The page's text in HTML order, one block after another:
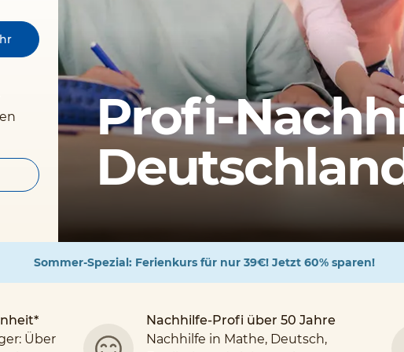
Profi-
Sommer-Spezial: Ferienkurs für nur 39€! Jetzt 60% sparen!
Über
Nachhilfe-Profi über 50 Jahre
Nachhilfe in Mathe, Deutsch,